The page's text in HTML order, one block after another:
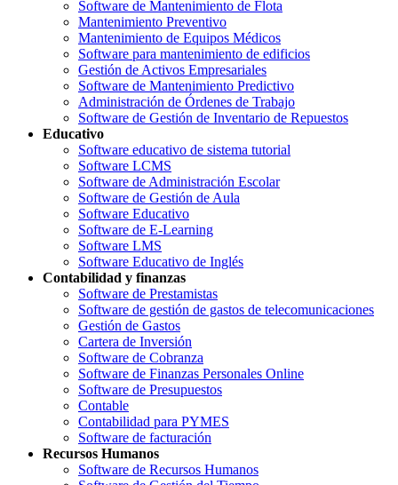
Software de Mantenimiento de Flota
Mantenimiento Preventivo
Mantenimiento de Equipos Médicos
Software para mantenimiento de edificios
Gestión de Activos Empresariales
Software de Mantenimiento Predictivo
Administración de Órdenes de Trabajo
Software de Gestión de Inventario de Repuestos
Educativo
Software educativo de sistema tutorial
Software LCMS
Software de Administración Escolar
Software de Gestión de Aula
Software Educativo
Software de E-Learning
Software LMS
Software Educativo de Inglés
Contabilidad y finanzas
Software de Prestamistas
Software de gestión de gastos de telecomunicaciones
Gestión de Gastos
Cartera de Inversión
Software de Cobranza
Software de Finanzas Personales Online
Software de Presupuestos
Contable
Contabilidad para PYMES
Software de facturación
Recursos Humanos
Software de Recursos Humanos